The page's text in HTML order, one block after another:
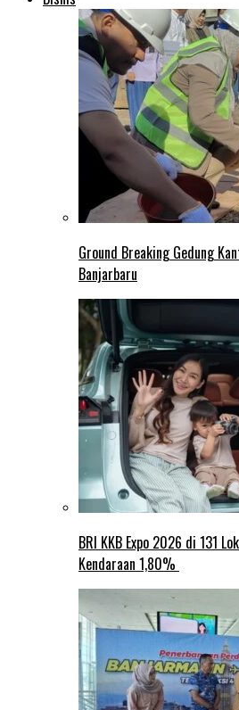
Ground Breaking Gedung
Banjarbaru
BRI KKB Expo 2026 di 131
Kendaraan 1,80%